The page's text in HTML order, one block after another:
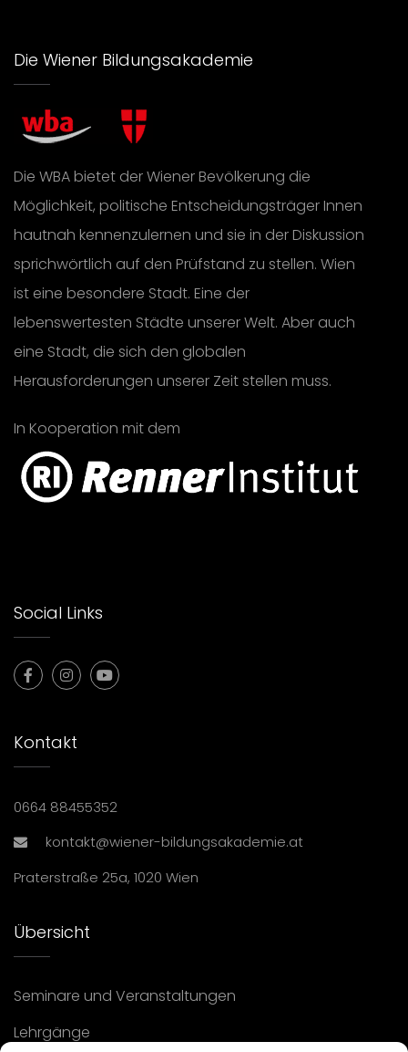
Die Wiener Bildungsakademie
Die WBA bietet der Wiener Bevölkerung die
Möglichkeit, politische Entscheidungsträger Innen
hautnah kennenzulernen und sie in der Diskussion
sprichwörtlich auf den Prüfstand zu stellen. Wien
ist eine besondere Stadt. Eine der
lebenswertesten Städte unserer Welt. Aber auch
eine Stadt, die sich den globalen
Herausforderungen unserer Zeit stellen muss.
In Kooperation mit dem
Social Links
Kontakt
0664 88455352
kontakt@wiener-bildungsakademie.at
Praterstraße 25a, 1020 Wien
Übersicht
Seminare und Veranstaltungen
Lehrgänge